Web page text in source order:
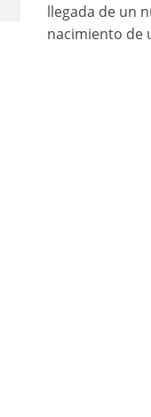
llegada de un
nacimiento de